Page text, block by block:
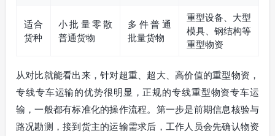
适合
货种
小批量零散
普通货物
多件普通
批量货物
重型设备、大型
模具、钢结构等
重型物资
从对比就能看出来，针对超重、超大、高价值的重型物资，
专线专车运输的优势很明显，正规的专线重型物资专车运
输，一般都有标准化的操作流程。第一步是前期信息核验与
路况勘测，接到货主的运输需求后，工作人员会先确认物资